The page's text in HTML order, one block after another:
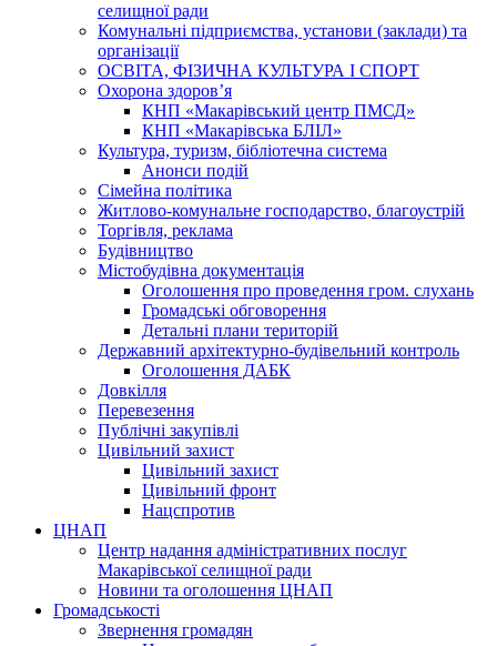
селищної ради
Комунальні підприємства, установи (заклади) та
організації
ОСВІТА, ФІЗИЧНА КУЛЬТУРА І СПОРТ
Охорона здоров’я
КНП «Макарівський центр ПМСД»
КНП «Макарівська БЛІЛ»
Культура, туризм, бібліотечна система
Анонси подій
Сімейна політика
Житлово-комунальне господарство, благоустрій
Торгівля, реклама
Будівництво
Містобудівна документація
Оголошення про проведення гром. слухань
Громадські обговорення
Детальні плани територій
Державний архітектурно-будівельний контроль
Оголошення ДАБК
Довкілля
Перевезення
Публічні закупівлі
Цивільний захист
Цивільний захист
Цивільний фронт
Нацспротив
ЦНАП
Центр надання адміністративних послуг
Макарівської селищної ради
Новини та оголошення ЦНАП
Громадськості
Звернення громадян